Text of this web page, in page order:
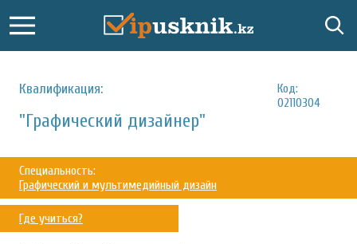
Квалификация:
Код:
02110304
"Графический дизайнер"
Специальность:
Графический и мультимедийный дизайн
Где учиться?